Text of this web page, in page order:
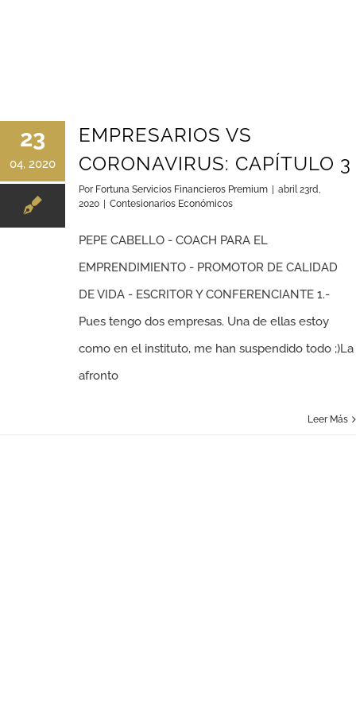
23
04, 2020
EMPRESARIOS VS
CORONAVIRUS: CAPÍTULO 3
Por Fortuna Servicios Financieros Premium
abril 23rd,
2020
Contesionarios Económicos
PEPE CABELLO - COACH PARA EL
EMPRENDIMIENTO - PROMOTOR DE CALIDAD
DE VIDA - ESCRITOR Y CONFERENCIANTE 1.-
Pues tengo dos empresas. Una de ellas estoy
como en el instituto, me han suspendido todo ;)La
afronto
Leer Más